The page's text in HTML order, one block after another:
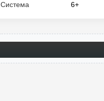
Система 6+